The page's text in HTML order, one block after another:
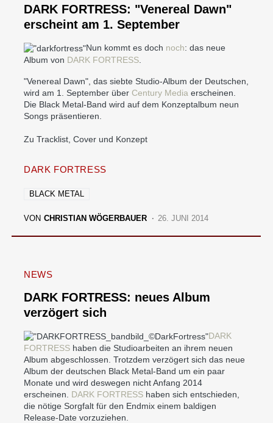
DARK FORTRESS: "Venereal Dawn"
erscheint am 1. September
Nun kommt es doch noch: das neue
Album von DARK FORTRESS
"Venereal Dawn", das siebte Studio-Album der Deutschen,
wird am 1. September über Century Media erscheinen.
Die Black Metal-Band wird auf dem Konzeptalbum neun
Songs präsentieren.
Zu Tracklist, Cover und Konzept
DARK FORTRESS
BLACK METAL
VON CHRISTIAN WÖGERBAUER 26. JUNI 2014
NEWS
DARK FORTRESS: neues Album
verzögert sich
DARK
FORTRESS haben die Studioarbeiten an ihrem neuen
Album abgeschlossen. Trotzdem verzögert sich das neue
Album der deutschen Black Metal-Band um ein paar
Monate und wird deswegen nicht Anfang 2014
erscheinen. DARK FORTRESS haben sich entschieden,
die nötige Sorgfalt für den Endmix einem baldigen
Release-Date vorzuziehen.